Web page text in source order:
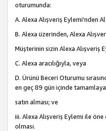
oturumunda:
A. Alexa Alışveriş Eylemi'nden
B. Alexa üzerinden, Alexa
Müşterinin sizin Alexa Alışveriş
C. Alexa aracılığıyla, veya
D. Ürünü Beceri Oturumu
en geç 89 gün içinde
satın alması; ve
iii. Alexa Alışveriş Eylemi ile
olması.